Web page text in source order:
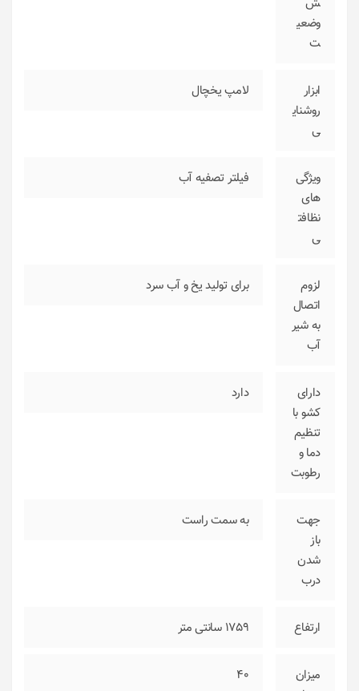
وضعی
ت
ابزار
روشنای
ی
لامپ یخچال
ویژگی‌
های
نظافت
ی
فیلتر تصفیه آب
لزوم
اتصال
به شیر
آب
برای تولید یخ و آب سرد
دارای
کشو با
تنظیم
دما و
رطوبت
دارد
جهت
باز
شدن
درب
به سمت راست
ارتفاع 1759 سانتی متر
میزان
40